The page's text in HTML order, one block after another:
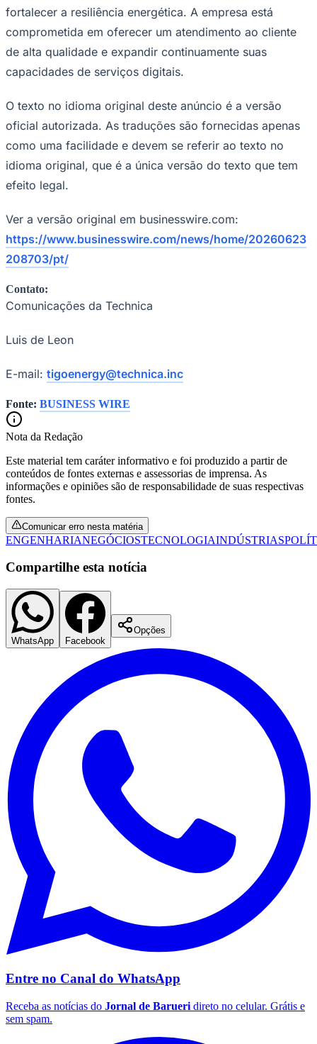
Flamengo
Fluminense
Vasco
fortalecer a resiliência energética. A empresa está
comprometida em oferecer um atendimento ao cliente
de alta qualidade e expandir continuamente suas
capacidades de serviços digitais.
O texto no idioma original deste anúncio é a versão
oficial autorizada. As traduções são fornecidas apenas
como uma facilidade e devem se referir ao texto no
idioma original, que é a única versão do texto que tem
efeito legal.
Ver a versão original em businesswire.com:
https://www.businesswire.com/news/home/20260623
208703/pt/
Contato:
Comunicações da Technica
Luis de Leon
E-mail: tigoenergy@technica.inc
Fonte: BUSINESS WIRE
Nota da Redação
Este material tem caráter informativo e foi produzido a partir de
conteúdos de fontes externas e assessorias de imprensa. As
informações e opiniões são de responsabilidade de suas respectivas
fontes.
Comunicar erro nesta matéria
ENGENHARIANEGÓCIOSTECNOLOGIAINDÚSTRIAS
Compartilhe esta notícia
WhatsApp Facebook
Opções
Entre no Canal do WhatsApp
Receba as notícias do Jornal de Barueri direto no celular. Grátis e
sem spam.